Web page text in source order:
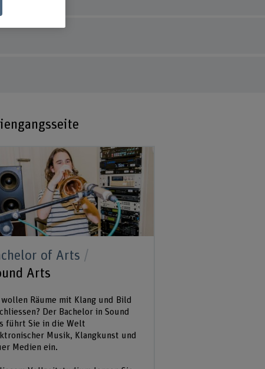
of Arts
Arts
wollen Räume mit Klang und Bild
Der Bachelor in Sound
führt Sie in die Welt
Musik, Klangkunst und
Medien ein.